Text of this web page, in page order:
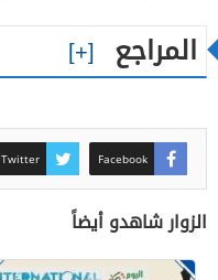
المراجع
Facebook
Twitter
الزوار شاهدو أيضاً